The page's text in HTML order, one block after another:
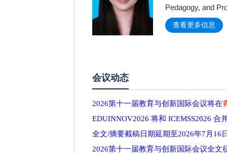
Pedagogy, and
查看更多信息
会议动态
2026第十一届教育与创新国际会议将在
EDUINNOV2026 将和 ICEMSS2026 合
全文/摘要截稿日期延期至2026年7月16
2026第十一届教育与创新国际会议全文